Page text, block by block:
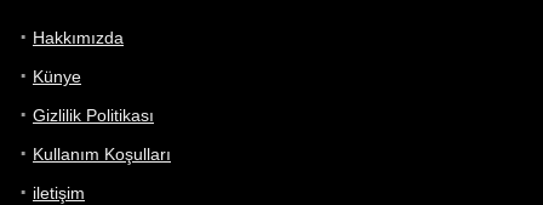
Hakkımızda
Künye
Gizlilik Politikası
Kullanım Koşulları
iletişim